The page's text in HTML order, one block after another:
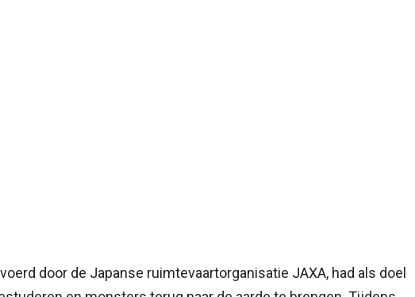
door de Japanse ruimtevaartorganisatie JAXA, had als doel